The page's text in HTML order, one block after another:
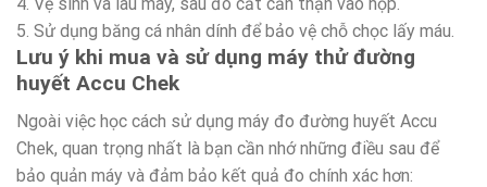
5. Sử dụng băng cá nhân dính để bảo vệ chỗ chọc lấy máu.
Lưu ý khi mua và sử dụng máy thử đường
huyết Accu Chek
Ngoài việc học cách sử dụng máy đo đường huyết Accu
Chek, quan trọng nhất là bạn cần nhớ những điều sau để
bảo quản máy và đảm bảo kết quả đo chính xác hơn: